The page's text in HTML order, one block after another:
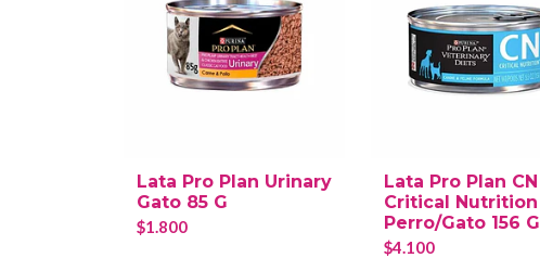
Lata Pro Plan Urinary
Gato 85 G
$1.800
Lata Pro Plan CN
Critical Nutrition
Perro/Gato 156 G
$4.100